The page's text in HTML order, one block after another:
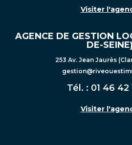
Visiter
AGENCE DE GESTION
DE-SEINE)
253 Av. Jean Jaurès
Tél. : 01 46 42
Visiter